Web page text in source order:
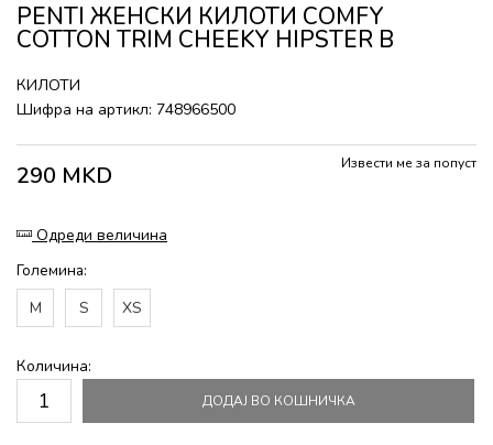
PENTI ЖЕНСКИ КИЛОТИ COMFY
COTTON TRIM CHEEKY HIPSTER B
КИЛОТИ
Шифра на артикл: 748966500
290 MKD Извести ме за попуст
Одреди величина
Големина:
M
S XS
Количина:
ДОДАЈ ВО КОШНИЧКА